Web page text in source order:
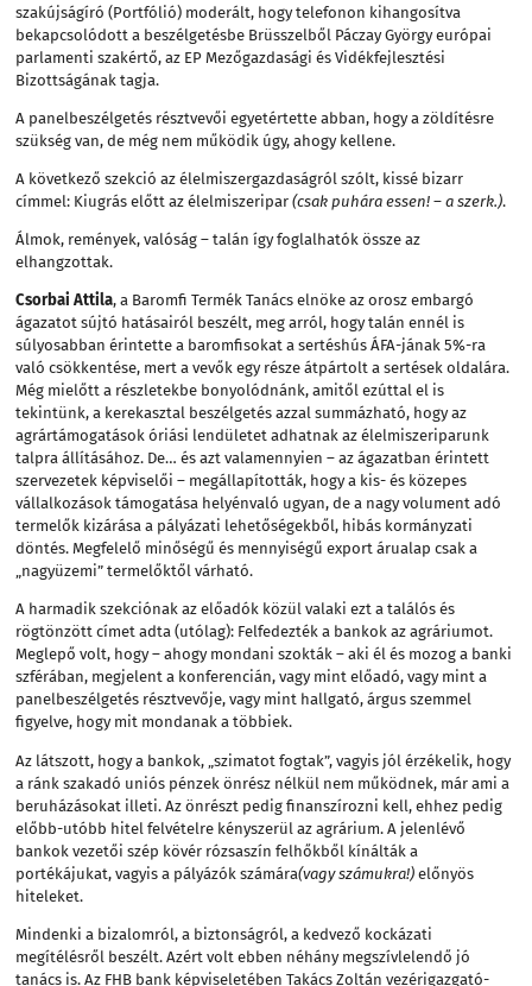
szakújságíró (Portfólió) moderált, hogy telefonon kihangosítva
bekapcsolódott a beszélgetésbe Brüsszelből Páczay György európai
parlamenti szakértő, az EP Mezőgazdasági és Vidékfejlesztési
Bizottságának tagja.
A panelbeszélgetés résztvevői egyetértette abban, hogy a zöldítésre
szükség van, de még nem működik úgy, ahogy kellene.
A következő szekció az élelmiszergazdaságról szólt, kissé bizarr
címmel: Kiugrás előtt az élelmiszeripar(csak puhára essen! – a szerk.).
Álmok, remények, valóság – talán így foglalhatók össze az
elhangzottak.
Csorbai Attila, a Baromfi Termék Tanács elnöke az orosz embargó
ágazatot sújtó hatásairól beszélt, meg arról, hogy talán ennél is
súlyosabban érintette a baromfisokat a sertéshús ÁFA-jának 5%-ra
való csökkentése, mert a vevők egy része átpártolt a sertések oldalára.
Még mielőtt a részletekbe bonyolódnánk, amitől ezúttal el is
tekintünk, a kerekasztal beszélgetés azzal summázható, hogy az
agrártámogatások óriási lendületet adhatnak az élelmiszeriparunk
talpra állításához. De… és azt valamennyien – az ágazatban érintett
szervezetek képviselői – megállapították, hogy a kis- és közepes
vállalkozások támogatása helyénvaló ugyan, de a nagy volument adó
termelők kizárása a pályázati lehetőségekből, hibás kormányzati
döntés. Megfelelő minőségű és mennyiségű export árualap csak a
„nagyüzemi” termelőktől várható.
A harmadik szekciónak az előadók közül valaki ezt a találós és
rögtönzött címet adta (utólag): Felfedezték a bankok az agráriumot.
Meglepő volt, hogy – ahogy mondani szokták – aki él és mozog a banki
szférában, megjelent a konferencián, vagy mint előadó, vagy mint a
panelbeszélgetés résztvevője, vagy mint hallgató, árgus szemmel
figyelve, hogy mit mondanak a többiek.
Az látszott, hogy a bankok, „szimatot fogtak”, vagyis jól érzékelik, hogy
a ránk szakadó uniós pénzek önrész nélkül nem működnek, már ami a
beruházásokat illeti. Az önrészt pedig finanszírozni kell, ehhez pedig
előbb-utóbb hitel felvételre kényszerül az agrárium. A jelenlévő
bankok vezetői szép kövér rózsaszín felhőkből kínálták a
portékájukat, vagyis a pályázók számára(vagy számukra!) előnyös
hiteleket.
Mindenki a bizalomról, a biztonságról, a kedvező kockázati
megítélésről beszélt. Azért volt ebben néhány megszívlelendő jó
tanács is. Az FHB bank képviseletében Takács Zoltán vezérigazgató-